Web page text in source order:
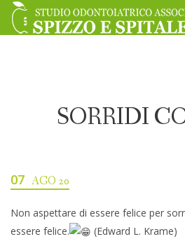
SORRIDI
07 AGO 20
Non aspettare di essere felice per
essere felice.
(Edward L. Krame)